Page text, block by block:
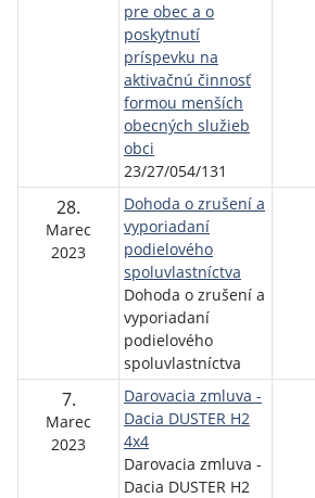
pre obec a o
poskytnutí
príspevku na
aktivačnú činnosť
formou menších
obecných služieb
obci
23/27/054/131
28.
Marec
2023
Dohoda o zrušení a
vyporiadaní
podielového
spoluvlastníctva
Dohoda o zrušení a
vyporiadaní
podielového
spoluvlastníctva
7.
Marec
2023
Darovacia zmluva -
Dacia DUSTER H2
4x4
Darovacia zmluva -
Dacia DUSTER H2